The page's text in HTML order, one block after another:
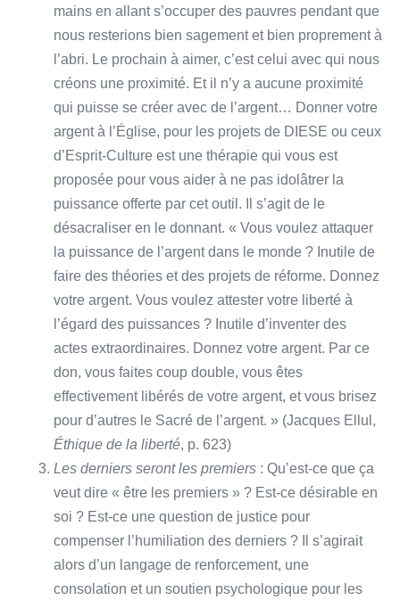
mains en allant s’occuper des pauvres pendant que
nous resterions bien sagement et bien proprement à
l’abri. Le prochain à aimer, c’est celui avec qui nous
créons une proximité. Et il n’y a aucune proximité
qui puisse se créer avec de l’argent… Donner votre
argent à l’Église, pour les projets de DIESE ou ceux
d’Esprit-Culture est une thérapie qui vous est
proposée pour vous aider à ne pas idolâtrer la
puissance offerte par cet outil. Il s’agit de le
désacraliser en le donnant. « Vous voulez attaquer
la puissance de l’argent dans le monde ? Inutile de
faire des théories et des projets de réforme. Donnez
votre argent. Vous voulez attester votre liberté à
l’égard des puissances ? Inutile d’inventer des
actes extraordinaires. Donnez votre argent. Par ce
don, vous faites coup double, vous êtes
effectivement libérés de votre argent, et vous brisez
pour d’autres le Sacré de l’argent. » (Jacques Ellul,
Éthique de la liberté, p. 623)
Les derniers seront les premiers : Qu’est-ce que ça
veut dire « être les premiers » ? Est-ce désirable en
soi ? Est-ce une question de justice pour
compenser l’humiliation des derniers ? Il s’agirait
alors d’un langage de renforcement, une
consolation et un soutien psychologique pour les